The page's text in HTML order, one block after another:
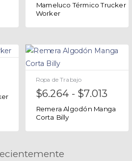
Mameluco Térmico Trucker
Worker
Ropa de Trabajo
$6.264 - $7.013
Remera Algodón Manga
Corta Billy